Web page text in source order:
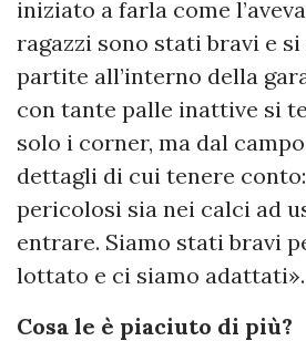
iniziato a farla come
ragazzi sono stati bravi e
partite all’interno della
con tante palle inattive si
solo i corner, ma dal
dettagli di cui tenere
pericolosi sia nei calci ad
entrare. Siamo stati bravi
lottato e ci siamo adattati».
Cosa le è piaciuto di più?